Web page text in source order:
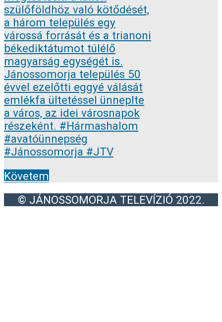
Követem
© JÁNOSSOMORJA TELEVÍZIÓ 2022.